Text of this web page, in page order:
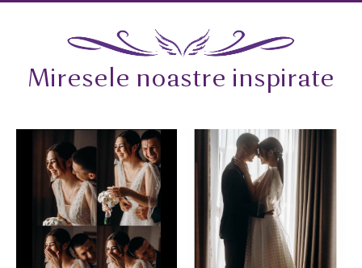
Miresele noastre inspirate